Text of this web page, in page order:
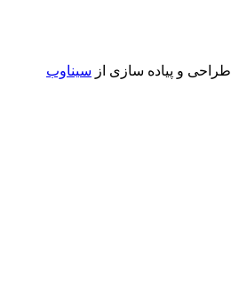
طراحی و پیاده سازی از سیناوب